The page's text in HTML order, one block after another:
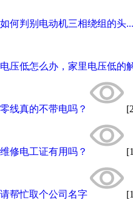
如何判别电动机三相绕组的头...
电压低怎么办，家里电压低的
零线真的不带电吗？
维修电工证有用吗？
请帮忙取个公司名字